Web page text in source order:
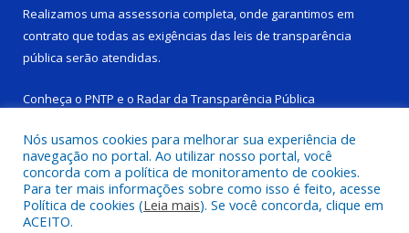
Realizamos uma assessoria completa, onde garantimos em
contrato que todas as exigências das leis de transparência
pública serão atendidas.
Conheça o PNTP e o Radar da Transparência Pública
Todos os direitos reservados a Câmara Municipal de Ponta de
Pedras.
Nós usamos cookies para melhorar sua experiência de
navegação no portal. Ao utilizar nosso portal, você
concorda com a política de monitoramento de cookies.
Para ter mais informações sobre como isso é feito, acesse
Política de cookies (Leia mais). Se você concorda, clique em
ACEITO.